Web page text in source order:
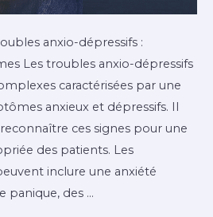
anxio-dépressifs :
Les troubles anxio-dépressifs
caractérisées par une
anxieux et dépressifs. Il
ces signes pour une
des patients. Les
inclure une anxiété
panique, des …